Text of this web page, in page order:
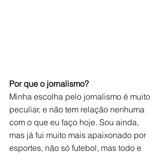
Por que o jornalismo?
Minha escolha pelo jornalismo é muito
peculiar, e não tem relação nenhuma
com o que eu faço hoje. Sou ainda,
mas já fui muito mais apaixonado por
esportes, não só futebol, mas todo e